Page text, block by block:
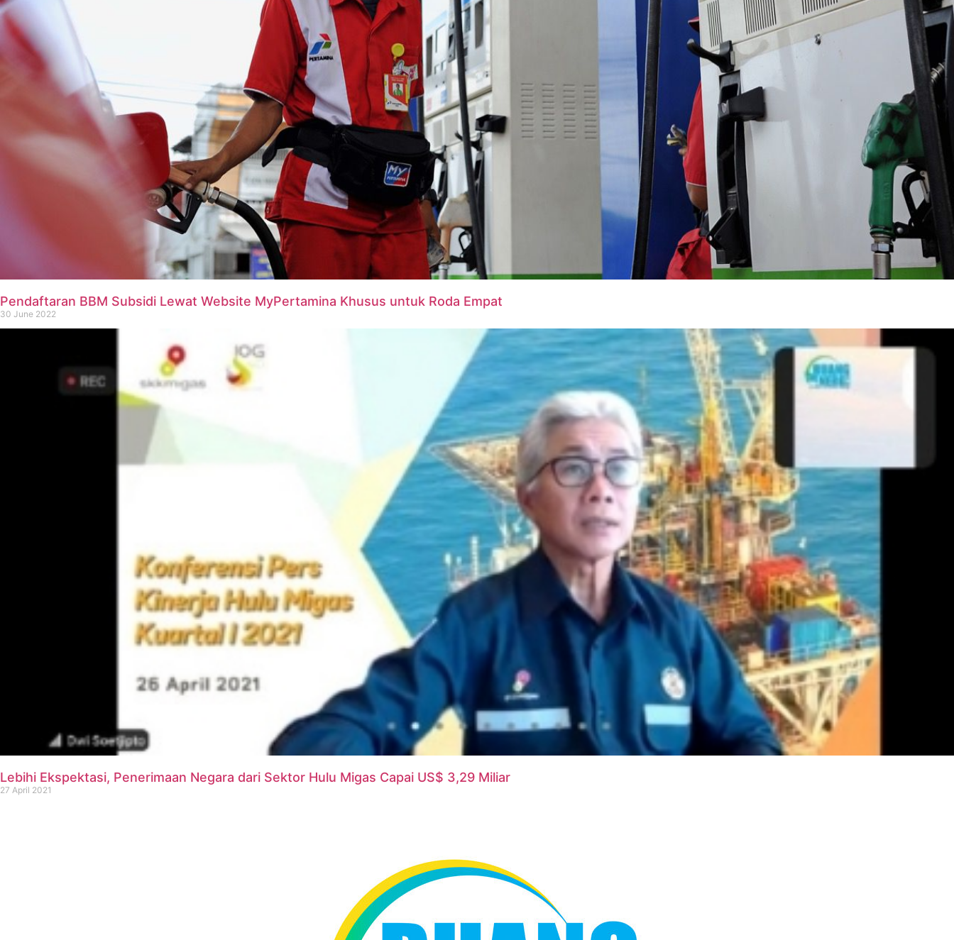
Pendaftaran BBM Subsidi Lewat Website MyPertamina Khusus untuk Roda Empat
30 June 2022
Lebihi Ekspektasi, Penerimaan Negara dari Sektor Hulu Migas Capai US$ 3,29 Miliar
27 April 2021